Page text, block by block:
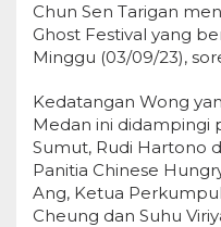
Chun Sen Tarigan
Ghost Festival yang
Minggu (03/09/23),
Kedatangan Wong
Medan ini didampingi
Sumut, Rudi Hartono
Panitia Chinese
Ang, Ketua
Cheung dan Suhu